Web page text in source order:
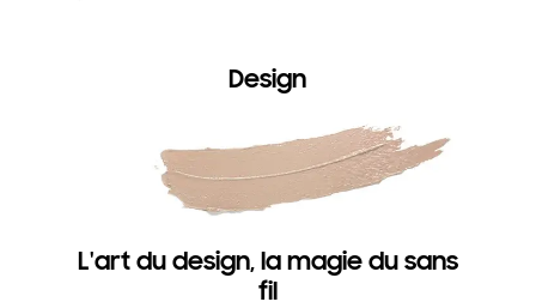
Design
L'art du design, la magie du sans
fil